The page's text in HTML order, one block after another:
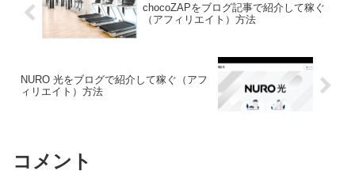
chocoZAPをブログ記事で紹介して稼ぐ
（アフィリエイト）方法
NURO 光をブログで紹介して稼ぐ（アフ
ィリエイト）方法
コメント